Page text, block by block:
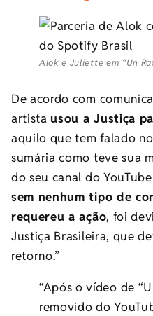
Alok e Juliette em “Un
De acordo com
artista usou a Justiça
aquilo que tem falado
sumária como teve sua
do seu canal do
sem nenhum tipo de
requereu a ação, foi
Justiça Brasileira, que
retorno.”
“Após o vídeo de
removido do